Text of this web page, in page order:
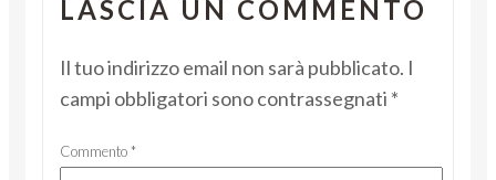
LASCIA UN COMMENTO
Il tuo indirizzo email non sarà pubblicato. I
campi obbligatori sono contrassegnati *
Commento *